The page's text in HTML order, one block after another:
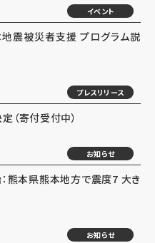
イベント
地震被災者支援 プログラム説
プレスリリース
（寄付受付中）
お知らせ
熊本県熊本地方で震度7 大き
お知らせ